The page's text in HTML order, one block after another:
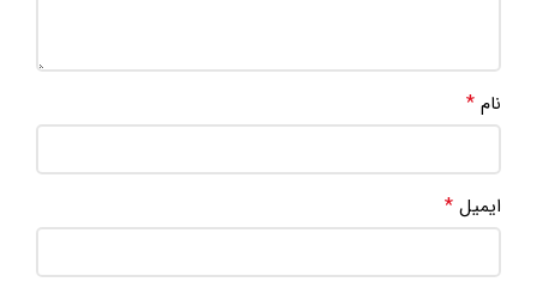
نام *
ایمیل *